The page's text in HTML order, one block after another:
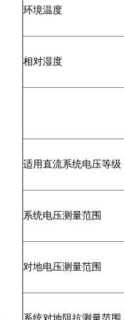
环境温度
相对湿度
适用直流系统电压等级
系统电压测量范围
对地电压测量范围